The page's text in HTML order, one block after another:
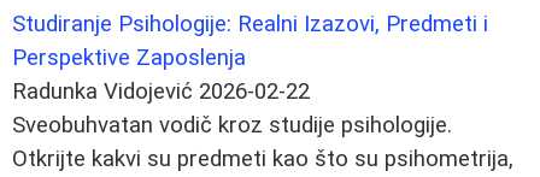
Studiranje Psihologije: Realni Izazovi, Predmeti i
Perspektive Zaposlenja
Radunka Vidojević 2026-02-22
Sveobuhvatan vodič kroz studije psihologije.
Otkrijte kakvi su predmeti kao što su psihometrija,